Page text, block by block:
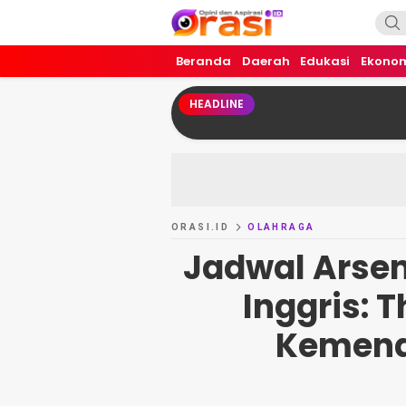
Orasi.ID
Opini dan Aspirasi!
Beranda Daerah Edukasi
HEADLINE
ORASI.ID OLAHRAGA
Jadwal
Inggris: